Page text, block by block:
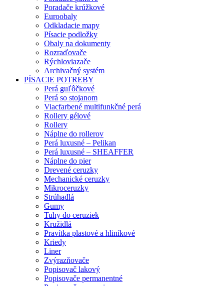
Poradače krúžkové
Euroobaly
Odkladacie mapy
Písacie podložky
Obaly na dokumenty
Rozraďovače
Rýchloviazače
Archivačný systém
PÍSACIE POTREBY
Perá guľôčkové
Perá so stojanom
Viacfarbené multifunkčné perá
Rollery gélové
Rollery
Náplne do rollerov
Perá luxusné – Pelikan
Perá luxusné – SHEAFFER
Náplne do pier
Drevené ceruzky
Mechanické ceruzky
Mikroceruzky
Strúhadlá
Gumy
Tuhy do ceruziek
Kružidlá
Pravítka plastové a hliníkové
Kriedy
Liner
Zvýrazňovače
Popisovač lakový
Popisovače permanentné